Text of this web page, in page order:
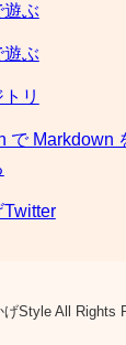
遊ぶ
ぶ
リ
で Markdown
Style All Rights